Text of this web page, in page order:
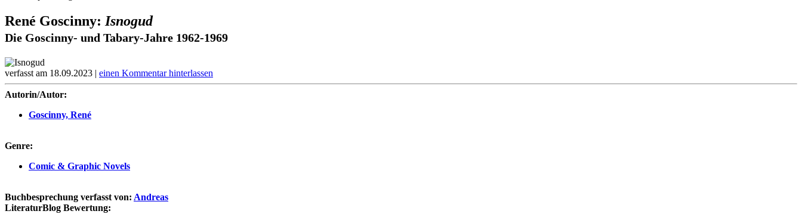
René Goscinny: Isnogud
Die Goscinny- und Tabary-Jahre 1962-1969
verfasst am 18.09.2023 | einen Kommentar hinterlassen
Autorin/Autor:
Goscinny, René
Genre:
Comic & Graphic Novels
Buchbesprechung verfasst von: Andreas
LiteraturBlog Bewertung: